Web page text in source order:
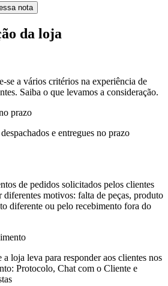
nota
da loja
se a vários critérios na experiência de
Saiba o que levamos a consideração.
prazo
e entregues no prazo
de pedidos solicitados pelos clientes
diferentes motivos: falta de peças, produto
diferente ou pelo recebimento fora do
loja leva para responder aos clientes nos
Protocolo, Chat com o Cliente e